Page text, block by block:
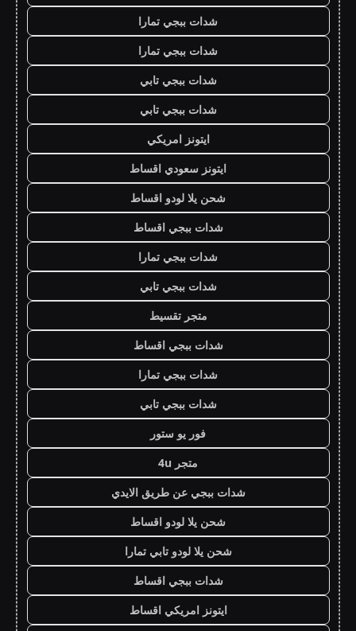
شدات ببجي تمارا
شدات ببجي تمارا
شدات ببجي تابي
شدات ببجي تابي
ايتونز امريكي
ايتونز سعودي اقساط
شحن يلا لودو اقساط
شدات ببجي اقساط
شدات ببجي تمارا
شدات ببجي تابي
متجر تقسيط
شدات ببجي اقساط
شدات ببجي تمارا
شدات ببجي تابي
فور يو ستور
متجر 4u
شدات ببجي عن طريق الايدي
شحن يلا لودو اقساط
شحن يلا لودو تابي تمارا
شدات ببجي اقساط
ايتونز امريكي اقساط